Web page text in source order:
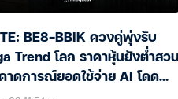
BE8-BBIK ควงคู่พุ่งรับ
Trend โลก ราคาหุ้นยังต่ำสวน
าดการณ์ยอดใช้จ่าย AI โดด